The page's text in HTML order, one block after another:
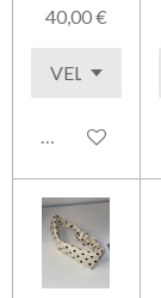
40,00 €
Voir les détails